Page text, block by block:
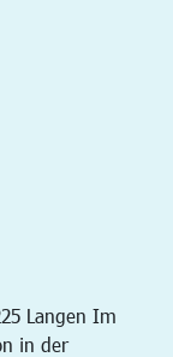
Langen Im
in der